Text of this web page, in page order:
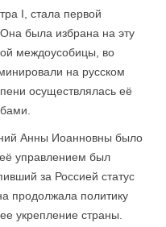
I, стала первой
была избрана на эту
междоусобицы, во
на русском
осуществлялась её
Анны Иоанновны было
управлением был
за Россией статус
продолжала политику
укрепление страны.